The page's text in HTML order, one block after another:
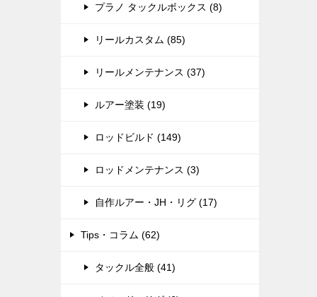
プラノ タックルボックス (8)
リールカスタム (85)
リールメンテナンス (37)
ルアー塗装 (19)
ロッドビルド (149)
ロッドメンテナンス (3)
自作ルアー・JH・リグ (17)
Tips・コラム (62)
タックル全般 (41)